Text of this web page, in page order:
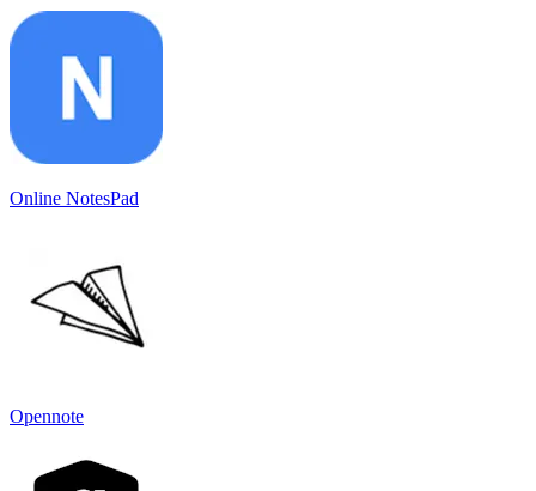
Online NotesPad
Opennote